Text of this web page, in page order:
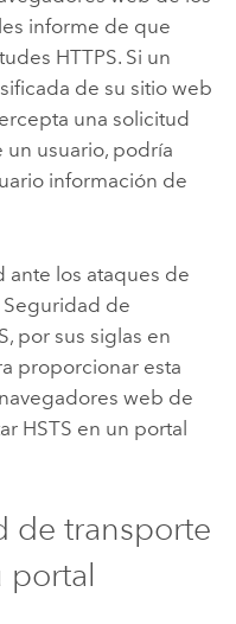
informe de que
HTTPS. Si un
de su sitio web
una solicitud
un usuario, podría
información de
ante los ataques de
de
por sus siglas en
proporcionar esta
web de
HSTS en un portal
de transporte
portal